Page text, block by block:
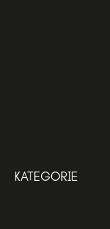
KATEGORIE